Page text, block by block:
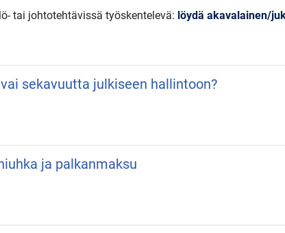
tai johtotehtävissä työskentelevä: löydä akavalainen/
sekavuutta julkiseen hallintoon?
ja palkanmaksu